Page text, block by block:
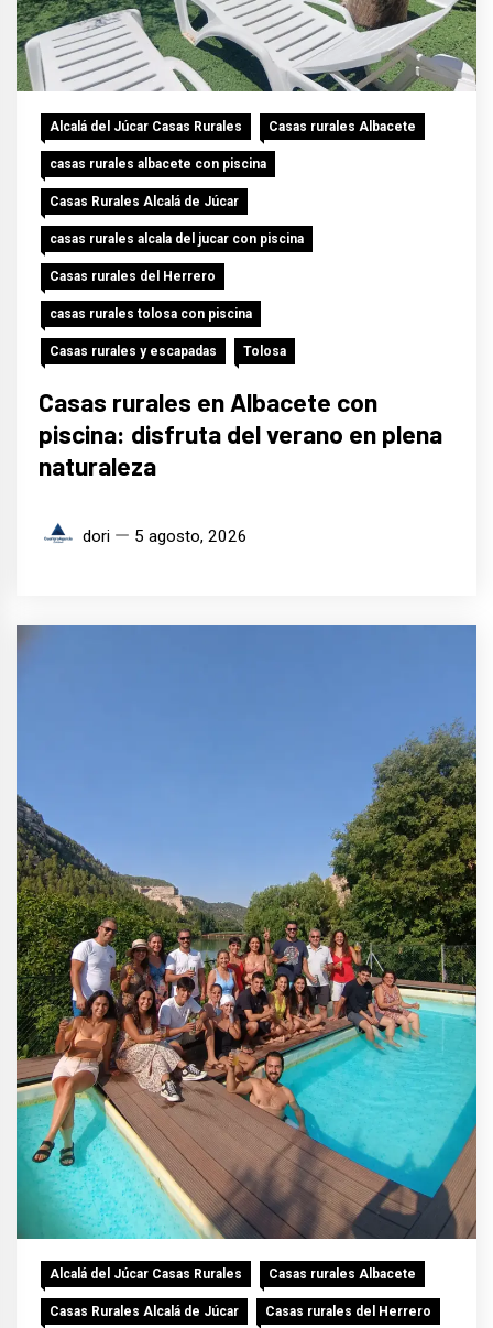
Alcalá del Júcar Casas Rurales Casas rurales Albacete
casas rurales albacete con piscina
Casas Rurales Alcalá de Júcar
casas rurales alcala del jucar con piscina
Casas rurales del Herrero
casas rurales tolosa con piscina
Casas rurales y escapadas Tolosa
Casas rurales en Albacete con
piscina: disfruta del verano en plena
naturaleza
dori 5 agosto, 2026
Alcalá del Júcar Casas Rurales Casas rurales Albacete
Casas Rurales Alcalá de Júcar Casas rurales del Herrero